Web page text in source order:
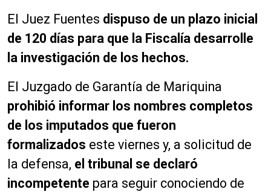
El Juez Fuentes dispuso de un plazo inicial
de 120 días para que la Fiscalía desarrolle
la investigación de los hechos.
El Juzgado de Garantía de Mariquina
prohibió informar los nombres completos
de los imputados que fueron
formalizados este viernes y, a solicitud de
la defensa, el tribunal se declaró
incompetente para seguir conociendo de